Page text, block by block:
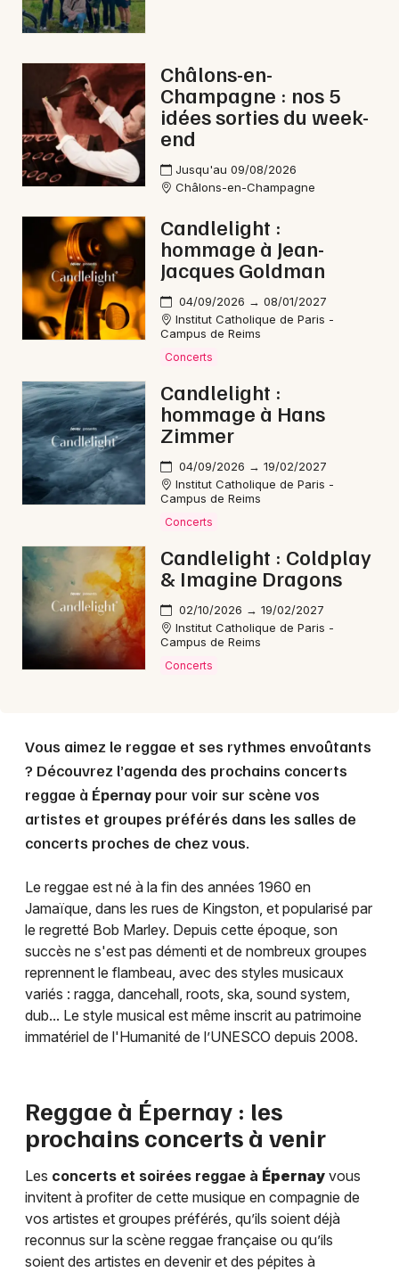
Reggae dans la Marne
Reggae dans le Grand Est
Artistes en tournée
Actus à Épernay
Magazine à Épernay
51 - Marne
Choisir mes départements
Mon email
Je m'abonne
Châlons-en-
Champagne : nos 5
idées sorties du week-
end
Jusqu'au 09/08/2026
Châlons-en-Champagne
Candlelight :
hommage à Jean-
Jacques Goldman
04/09/2026 → 08/01/2027
Institut Catholique de Paris -
Campus de Reims
Concerts
Candlelight :
hommage à Hans
Zimmer
04/09/2026 → 19/02/2027
Institut Catholique de Paris -
Campus de Reims
Concerts
Candlelight : Coldplay
& Imagine Dragons
02/10/2026 → 19/02/2027
Institut Catholique de Paris -
Campus de Reims
Concerts
Vous aimez le reggae et ses rythmes envoûtants
? Découvrez l’agenda des prochains concerts
reggae à Épernay pour voir sur scène vos
artistes et groupes préférés dans les salles de
concerts proches de chez vous.
Le reggae est né à la fin des années 1960 en
Jamaïque, dans les rues de Kingston, et popularisé par
le regretté Bob Marley. Depuis cette époque, son
succès ne s'est pas démenti et de nombreux groupes
reprennent le flambeau, avec des styles musicaux
variés : ragga, dancehall, roots, ska, sound system,
dub... Le style musical est même inscrit au patrimoine
immatériel de l'Humanité de l’UNESCO depuis 2008.
Reggae à Épernay : les
prochains concerts à venir
Les concerts et soirées reggae à Épernay vous
invitent à profiter de cette musique en compagnie de
vos artistes et groupes préférés, qu’ils soient déjà
reconnus sur la scène reggae française ou qu’ils
soient des artistes en devenir et des pépites à